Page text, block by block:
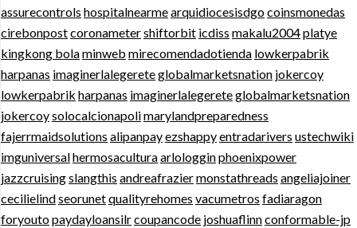
assurecontrols hospitalnearmearquidiocesisdgocoinsmonedas
cirebonpostcoronametershiftorbit icdiss makalu2004platye
kingkong bolaminweb mirecomendadotienda lowkerpabrik
harpanas imaginerlalegereteglobalmarketsnation jokercoy
lowkerpabrik harpanas imaginerlalegereteglobalmarketsnation
jokercoysolocalcionapolimarylandpreparedness
fajerrmaidsolutions alipanpayezshappyentradarivers ustechwiki
imguniversalhermosaculturaarlologginphoenixpower
jazzcruisingslangthis andreafraziermonstathreads angeliajoiner
cecilielindseorunetqualityrehomes vacumetros fadiaragon
foryoutopaydayloansilrcoupancode joshuaflinnconformable-jp